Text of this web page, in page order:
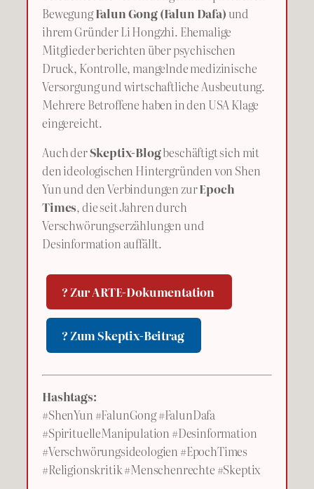
BewegungFalun Gong (Falun Dafa) und
ihrem Gründer Li Hongzhi. Ehemalige
Mitglieder berichten über psychischen
Druck, Kontrolle, mangelnde medizinische
Versorgung und wirtschaftliche Ausbeutung.
Mehrere Betroffene haben in den USA Klage
eingereicht.
Auch derSkeptix-Blogbeschäftigt sich mit
den ideologischen Hintergründen von Shen
Yun und den Verbindungen zurEpoch
Times, die seit Jahren durch
Verschwörungserzählungen und
Desinformation auffällt.
? Zur ARTE-Dokumentation
? Zum Skeptix-Beitrag
Hashtags:
#ShenYun #FalunGong #FalunDafa
#SpirituelleManipulation #Desinformation
#Verschwörungsideologien #EpochTimes
#Religionskritik #Menschenrechte #Skeptix